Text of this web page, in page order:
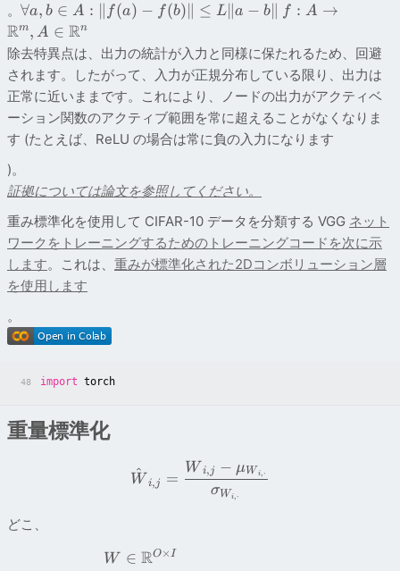
。 ∀a, b ∈ A : f(a) − f(b)∥ ≤ L ∥a − b f : A →
Rm, A ∈ Rn
除去特異点は、出力の統計が入力と同様に保たれるため、回避
されます。したがって、入力が正規分布している限り、出力は
正常に近いままです。これにより、ノードの出力がアクティベ
ーション関数のアクティブ範囲を常に超えることがなくなりま
す (たとえば、ReLU の場合は常に負の入力になります
)。
証拠については論文を参照してください。
重み標準化を使用して CIFAR-10 データを分類する VGG ネット
ワークをトレーニングするためのトレーニングコードを次に示
します。これは、 重みが標準化された2Dコンボリューション層
を使用します
。
48 import torch
重量標準化
W
^ i,j =
σWi ,⋅
W i,j − μW i,⋅
どこ、
W ∈ RO×I